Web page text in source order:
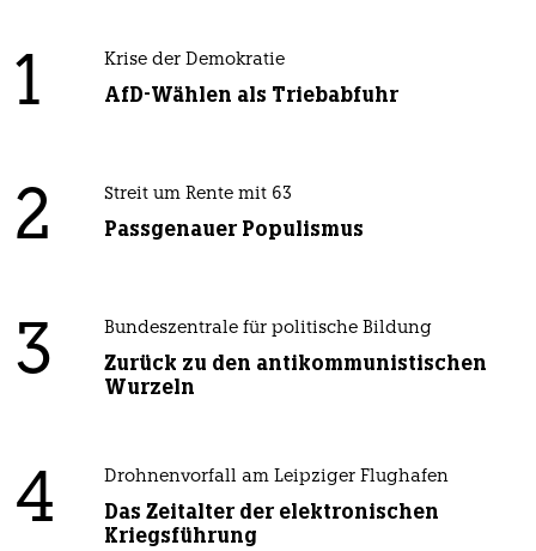
1 Krise der Demokratie
AfD-Wählen als Triebabfuhr
2 Streit um Rente mit 63
Passgenauer Populismus
3 Bundeszentrale für politische Bildung
Zurück zu den antikommunistischen
Wurzeln
4 Drohnenvorfall am Leipziger Flughafen
Das Zeitalter der elektronischen
Kriegsführung